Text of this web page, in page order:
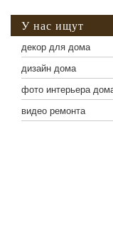
У нас ищут
декор для дома
дизайн дома
фото интерьера
видео ремонта